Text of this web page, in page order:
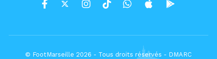
© FootMarseille 2026 - Tous droits réservés - DMARC